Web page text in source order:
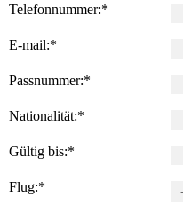
Telefonnummer:*
E-mail:*
Passnummer:*
Nationalität:*
Gültig bis:*
Flug:*